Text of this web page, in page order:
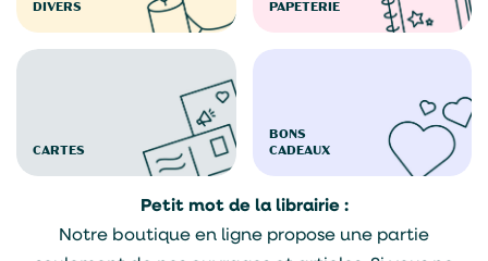
DIVERS
PAPETERIE
CARTES
BONS
CADEAUX
Petit mot de la librairie :
Notre boutique en ligne propose une partie